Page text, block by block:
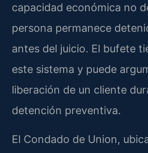
capacidad económica no
persona permanece
antes del juicio. El bufete
este sistema y puede
liberación de un cliente
detención preventiva.
El Condado de Union,